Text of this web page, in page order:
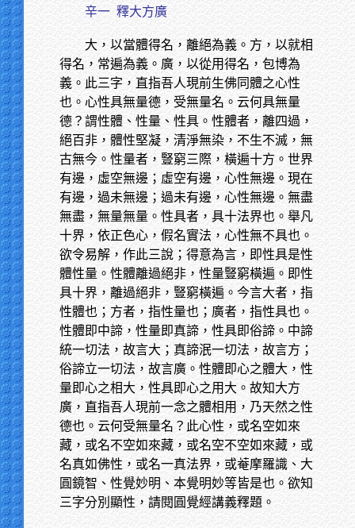
辛一 釋大方廣
大，以當體得名，離絕為義。方，以就相
得名，常遍為義。廣，以從用得名，包博為
義。此三字，直指吾人現前生佛同體之心性
也。心性具無量德，受無量名。云何具無量
德？謂性體、性量、性具。性體者，離四過，
絕百非，體性堅凝，清淨無染，不生不滅，無
古無今。性量者，豎窮三際，橫遍十方。世界
有邊，虛空無邊；虛空有邊，心性無邊。現在
有邊，過未無邊；過未有邊，心性無邊。無盡
無盡，無量無量。性具者，具十法界也。舉凡
十界，依正色心，假名實法，心性無不具也。
欲令易解，作此三說；得意為言，即性具是性
體性量。性體離過絕非，性量豎窮橫遍。即性
具十界，離過絕非，豎窮橫遍。今言大者，指
性體也；方者，指性量也；廣者，指性具也。
性體即中諦，性量即真諦，性具即俗諦。中諦
統一切法，故言大；真諦泯一切法，故言方；
俗諦立一切法，故言廣。性體即心之體大，性
量即心之相大，性具即心之用大。故知大方
廣，直指吾人現前一念之體相用，乃天然之性
德也。云何受無量名？此心性，或名空如來
藏，或名不空如來藏，或名空不空如來藏，或
名真如佛性，或名一真法界，或菴摩羅識、大
圓鏡智、性覺妙明、本覺明妙等皆是也。欲知
三字分別顯性，請閱圓覺經講義釋題。